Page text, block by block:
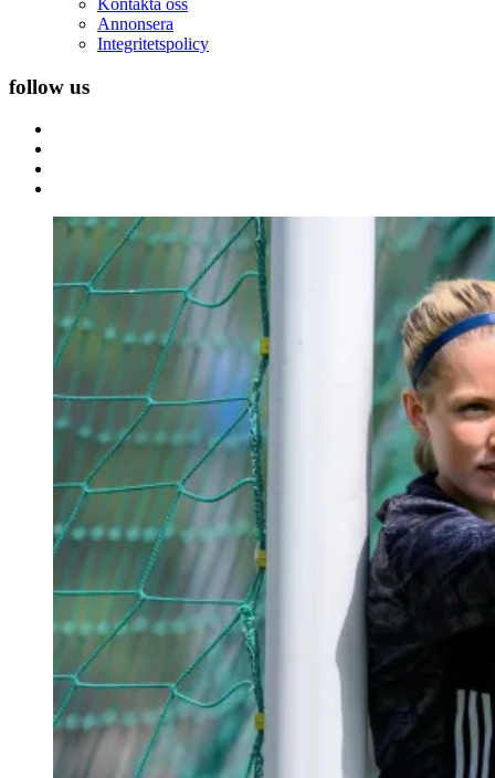
Kontakta oss
Annonsera
Integritetspolicy
follow us